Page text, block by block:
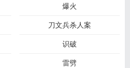
爆火
刀文兵杀人案
识破
雷劈